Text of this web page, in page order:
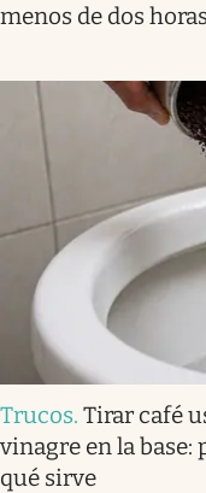
menos de dos horas
Trucos. Tirar café
vinagre en la base:
qué sirve